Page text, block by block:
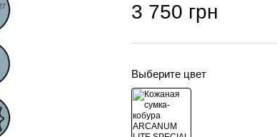
3 750 грн
Выберите цвет